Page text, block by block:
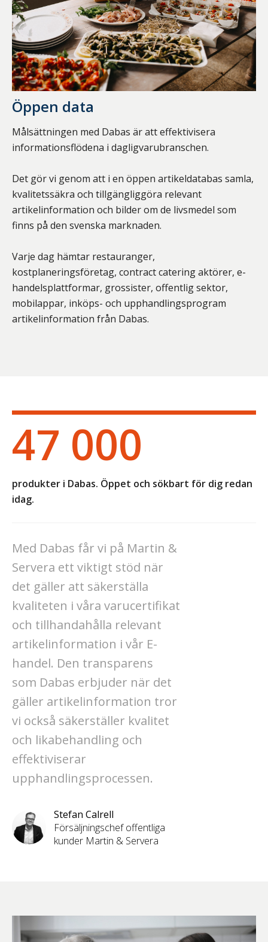
Öppen data
Målsättningen med Dabas är att effektivisera
informationsflödena i dagligvarubranschen.
Det gör vi genom att i en öppen artikeldatabas samla,
kvalitetssäkra och tillgängliggöra relevant
artikelinformation och bilder om de livsmedel som
finns på den svenska marknaden.
Varje dag hämtar restauranger,
kostplaneringsföretag, contract catering aktörer, e-
handelsplattformar, grossister, offentlig sektor,
mobilappar, inköps- och upphandlingsprogram
artikelinformation från Dabas.
47 000
produkter i Dabas. Öppet och sökbart för dig redan
idag.
Med Dabas får vi på Martin &
Servera ett viktigt stöd när
det gäller att säkerställa
kvaliteten i våra varucertifikat
och tillhandahålla relevant
artikelinformation i vår E-
handel. Den transparens
som Dabas erbjuder när det
gäller artikelinformation tror
vi också säkerställer kvalitet
och likabehandling och
effektiviserar
upphandlingsprocessen.
Stefan Calrell
Försäljningschef offentliga
kunder Martin & Servera